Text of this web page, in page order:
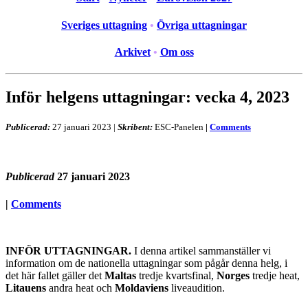
Sveriges uttagning • Övriga uttagningar
Arkivet • Om oss
Inför helgens uttagningar: vecka 4, 2023
Publicerad: 27 januari 2023 | Skribent: ESC-Panelen | Comments
Publicerad 27 januari 2023
| Comments
INFÖR UTTAGNINGAR. I denna artikel sammanställer vi
information om de nationella uttagningar som pågår denna helg, i
det här fallet gäller det Maltas tredje kvartsfinal, Norges tredje heat,
Litauens andra heat och Moldaviens liveaudition.